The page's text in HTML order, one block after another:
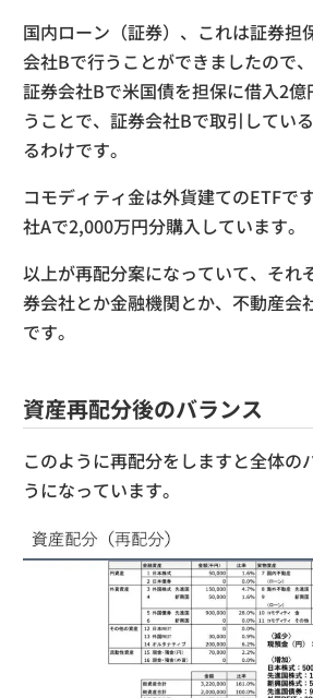
国内ローン（証券）、これは証券担
会社Bで行うことができましたので
証券会社Bで米国債を担保に借入2
うことで、証券会社Bで取引してい
るわけです。
コモディティ金は外貨建てのETFで
社Aで2,000万円分購入しています。
以上が再配分案になっていて、それ
券会社とか金融機関とか、不動産会
です。
資産再配分後のバランス
このように再配分をしますと全体の
うになっています。